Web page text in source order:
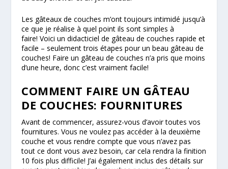
Les gâteaux de couches m’ont toujours intimidé jusqu’à
ce que je réalise à quel point ils sont simples à
faire! Voici un didacticiel de gâteau de couches rapide et
facile – seulement trois étapes pour un beau gâteau de
couches! Faire un gâteau de couches n’a pris que moins
d’une heure, donc c’est vraiment facile!
COMMENT FAIRE UN GÂTEAU
DE COUCHES: FOURNITURES
Avant de commencer, assurez-vous d’avoir toutes vos
fournitures. Vous ne voulez pas accéder à la deuxième
couche et vous rendre compte que vous n’avez pas
tout ce dont vous avez besoin, car cela rendra la finition
10 fois plus difficile! J’ai également inclus des détails sur